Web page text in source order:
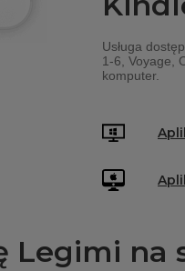
Usługa
1-6, Voyage,
komputer.
Legimi na